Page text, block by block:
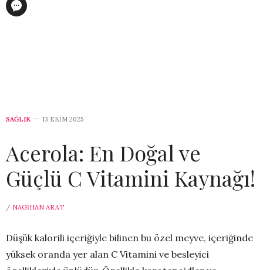
SAĞLIK 13 EKIM 2025
Acerola: En Doğal ve
Güçlü C Vitamini Kaynağı!
/ NAGIHAN ARAT
Düşük kalorili içeriğiyle bilinen bu özel meyve, içeriğinde
yüksek oranda yer alan C Vitamini ve besleyici